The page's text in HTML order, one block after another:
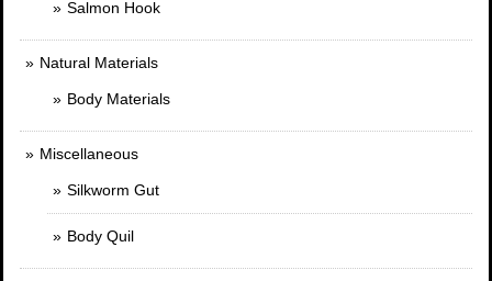
Salmon Hook
Natural Materials
Body Materials
Miscellaneous
Silkworm Gut
Body Quil